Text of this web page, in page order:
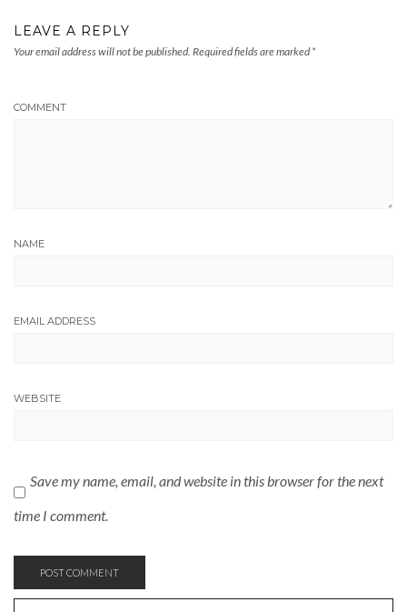
LEAVE A REPLY
Your email address will not be published. Required fields are marked *
COMMENT
NAME
EMAIL ADDRESS
WEBSITE
Save my name, email, and website in this browser for the next
time I comment.